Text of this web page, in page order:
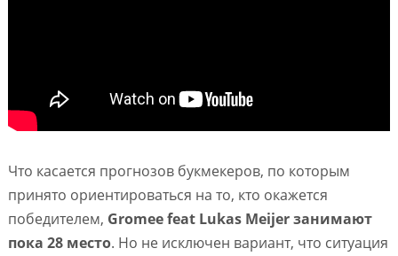
Что касается прогнозов букмекеров, по которым
принято ориентироваться на то, кто окажется
победителем, Gromee feat Lukas Meijer занимают
пока 28 место. Но не исключен вариант, что ситуация